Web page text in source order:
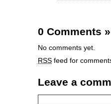
0 Comments »
No comments yet.
RSS feed for
Leave a